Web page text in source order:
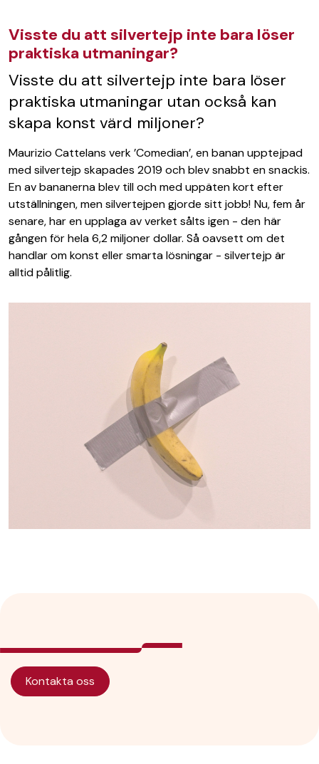
Visste du att silvertejp inte bara löser
praktiska utmaningar?
Visste du att silvertejp inte bara löser
praktiska utmaningar utan också kan
skapa konst värd miljoner?
Maurizio Cattelans verk ’Comedian’, en banan upptejpad
med silvertejp skapades 2019 och blev snabbt en snackis.
En av bananerna blev till och med uppäten kort efter
utställningen, men silvertejpen gjorde sitt jobb! Nu, fem år
senare, har en upplaga av verket sålts igen - den här
gången för hela 6,2 miljoner dollar. Så oavsett om det
handlar om konst eller smarta lösningar - silvertejp är
alltid pålitlig.
Kontakta oss